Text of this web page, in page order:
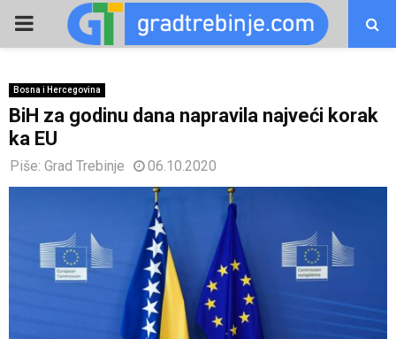
PRIMARY
Bosna i Hercegovina
BiH za godinu dana napravila najveći korak
ka EU
Piše: Grad Trebinje 06.10.2020